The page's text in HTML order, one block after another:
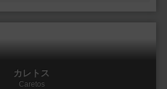
カレトス
Caretos